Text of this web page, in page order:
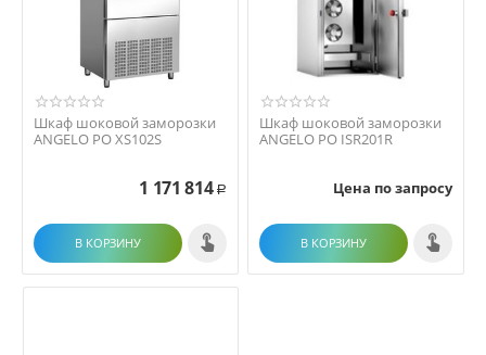
Шкаф шоковой заморозки
ANGELO PO XS102S
1 171 814 Р
В КОРЗИНУ
Шкаф шоковой заморозки
ANGELO PO ISR201R
Цена по запросу
В КОРЗИНУ